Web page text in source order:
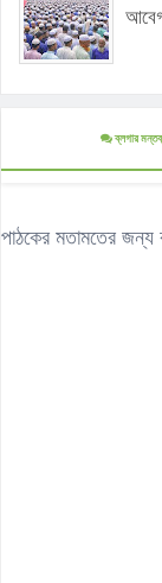
ব্লগার
পাঠকের মতামতের জন্য